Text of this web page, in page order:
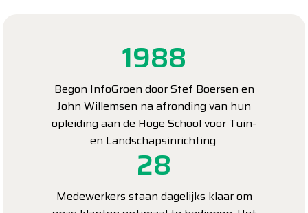
1988
Begon InfoGroen door Stef Boersen en
John Willemsen na afronding van hun
opleiding aan de Hoge School voor Tuin-
en Landschapsinrichting.
28
Medewerkers staan dagelijks klaar om